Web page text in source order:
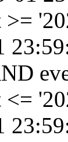
>=
<=